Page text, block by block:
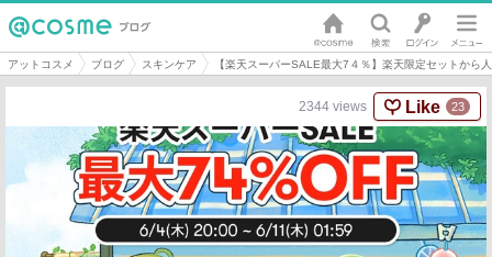
アットコスメ ブログ スキンケア 【楽天スーパーSALE最大7４％】楽天限定セットから
2344 views Like 23